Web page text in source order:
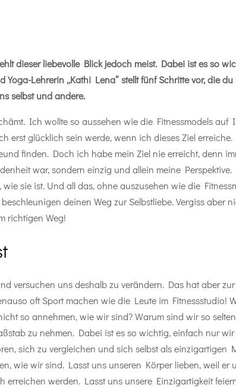
dieser liebevolle Blick jedoch meist. Dabei ist es so
Lehrerin „Kathi Lena“ stellt fünf Schritte vor, die
selbst und andere.
Ich wollte so aussehen wie die Fitnessmodels
erst glücklich sein werde, wenn ich dieses Ziel
finden. Doch ich habe mein Ziel nie erreicht, denn
war, sondern einzig und allein meine
sie ist. Und all das, ohne auszusehen wie die
deinen Weg zur Selbstliebe. Vergiss aber
richtigen Weg!
versuchen uns deshalb zu verändern. Das hat aber
oft Sport machen wie die Leute im Fitnessstudio!
so annehmen, wie wir sind? Warum sind wir so
zu nehmen. Dabei ist es so wichtig, einfach nur
sich zu vergleichen und sich selbst als
wie wir sind. Lasst uns unseren Körper lieben, weil
werden. Lasst uns unsere Einzigartigkeit